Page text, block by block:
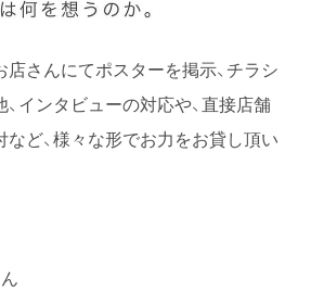
さんにてポスターを掲示、チラシ
インタビューの対応や、直接店舗
ど、様々な形でお力をお貸し頂い